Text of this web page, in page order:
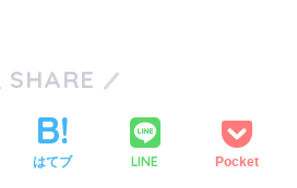
SHARE
はてブ LINE Pocket